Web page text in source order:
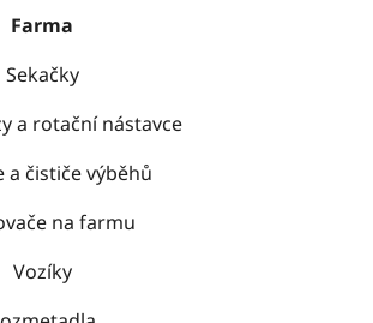
Farma
Sekačky
a rotační nástavce
a čističe výběhů
na farmu
Vozíky